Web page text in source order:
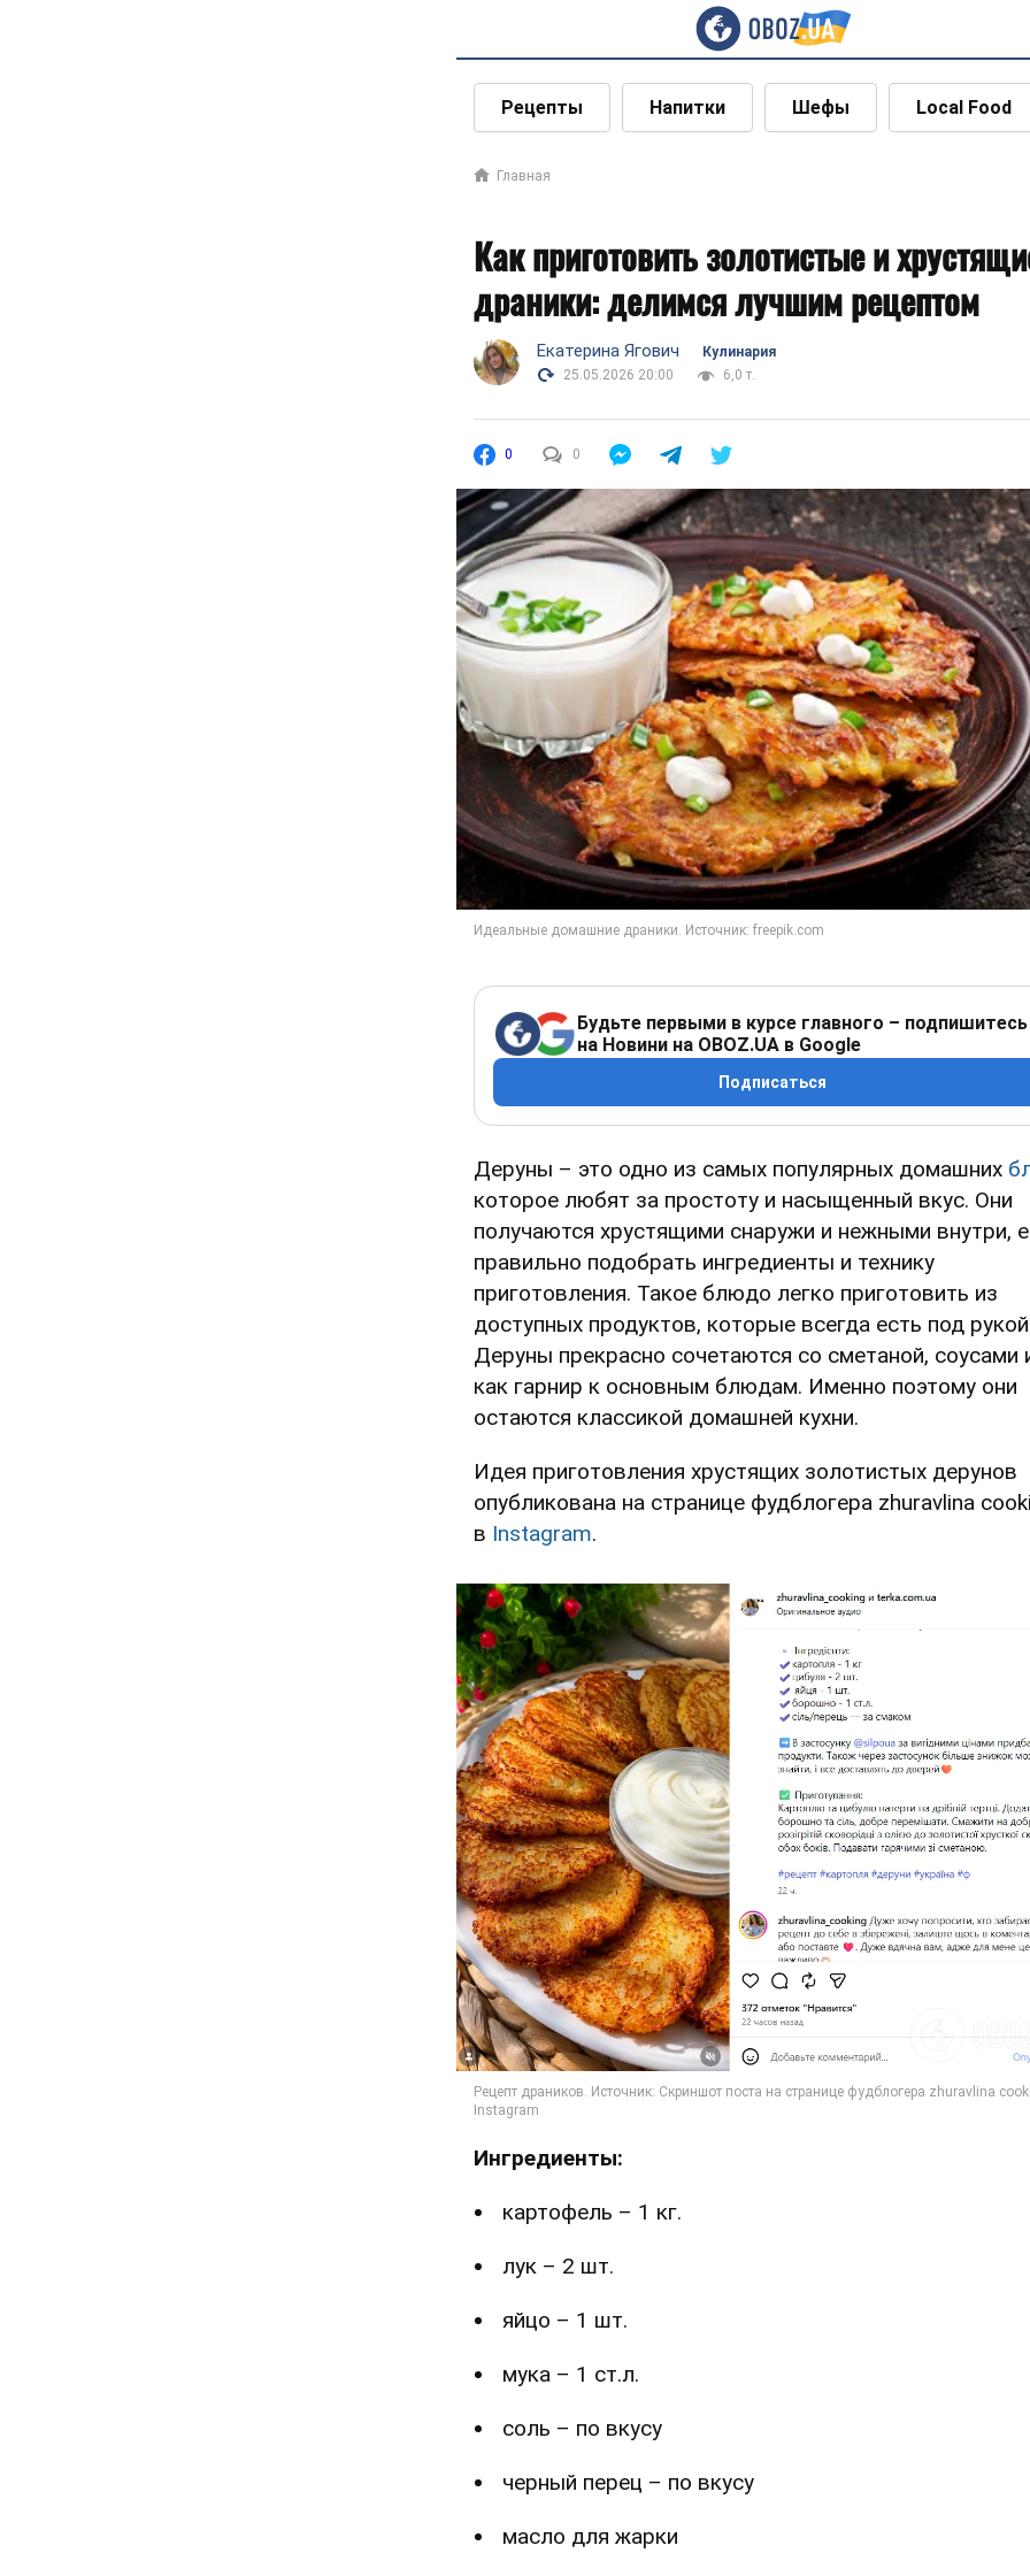
Рецепты Напитки Шефы Local Food
Главная
Как приготовить золотистые и
драники: делимся лучшим рецептом
Екатерина Ягович
Кулинария
25.05.2026 20:00
6,0 т.
0 0
Будьте первыми в курсе главного – подпишитесь
на Новини на OBOZ.UA в Google
Подписаться
Деруны – это одно из самых популярных домашних
которое любят за простоту и насыщенный вкус. Они
получаются хрустящими снаружи и нежными внутри,
правильно подобрать ингредиенты и технику
приготовления. Такое блюдо легко приготовить из
доступных продуктов, которые всегда есть под
Деруны прекрасно сочетаются со сметаной, соусами
как гарнир к основным блюдам. Именно поэтому они
остаются классикой домашней кухни.
Идея приготовления хрустящих золотистых дерунов
опубликована на странице фудблогера zhuravlina
в Instagram.
Ингредиенты:
картофель – 1 кг.
лук – 2 шт.
яйцо – 1 шт.
мука – 1 ст.л.
соль – по вкусу
черный перец – по вкусу
масло для жарки